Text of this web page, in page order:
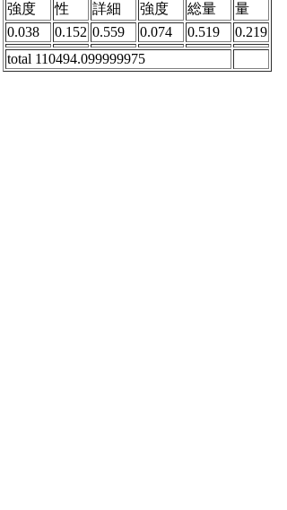
強度
性
詳細
強度
総量
量
0.038
0.152 0.559 0.074 0.519
0.219
total 110494.099999975